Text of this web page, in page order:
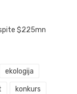
$225mn
ekologija
konkurs